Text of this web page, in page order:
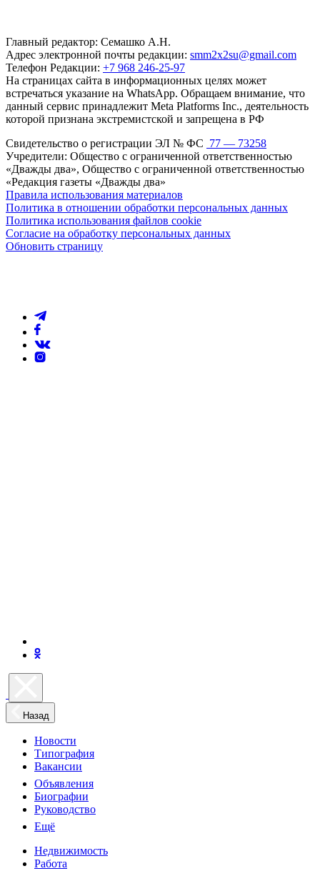
Главный редактор: Семашко А.Н.
Адрес электронной почты редакции: smm2x2su@gmail.com
Телефон Редакции: +7 968 246-25-97
На страницах сайта в информационных целях может
встречаться указание на WhatsApp. Обращаем внимание, что
данный сервис принадлежит Meta Platforms Inc., деятельность
которой признана экстремистской и запрещена в РФ
Свидетельство о регистрации ЭЛ № ФС 77 — 73258
Учредители: Общество с ограниченной ответственностью
«Дважды два», Общество с ограниченной ответственностью
«Редакция газеты «Дважды два»
Правила использования материалов
Политика в отношении обработки персональных данных
Политика использования файлов cookie
Согласие на обработку персональных данных
Обновить страницу
Назад
Новости
Типография
Вакансии
Объявления
Биографии
Руководство
Ещё
Недвижимость
Работа